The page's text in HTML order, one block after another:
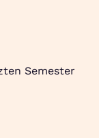
Semester